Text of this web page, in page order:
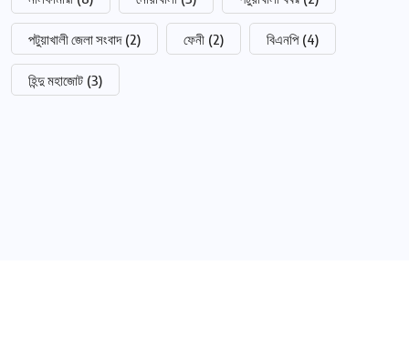
পটুয়াখালী জেলা সংবাদ (2) ফেনী (2) বিএনপি (4)
হিন্দু মহাজোট (3)